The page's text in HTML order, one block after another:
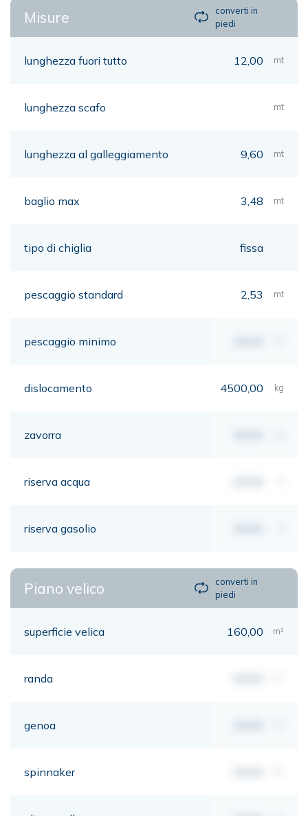
Misure
converti in
piedi
lunghezza fuori tutto 12,00 mt
lunghezza scafo mt
lunghezza al galleggiamento 9,60 mt
baglio max 3,48 mt
tipo di chiglia fissa
pescaggio standard 2,53 mt
pescaggio minimo
dislocamento 4500,00 kg
zavorra
riserva acqua
riserva gasolio
Piano velico
converti in
piedi
superficie velica 160,00 m²
randa
genoa
spinnaker